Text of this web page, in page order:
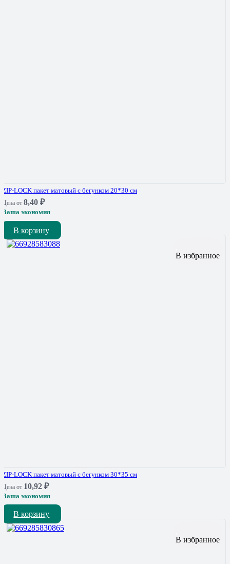
ZIP-LOCK пакет матовый с бегунком 20*30 см
Цена от 8,40 ₽
Ваша экономия
В корзину
В избранное
ZIP-LOCK пакет матовый с бегунком 30*35 см
Цена от 10,92 ₽
Ваша экономия
В корзину
В избранное